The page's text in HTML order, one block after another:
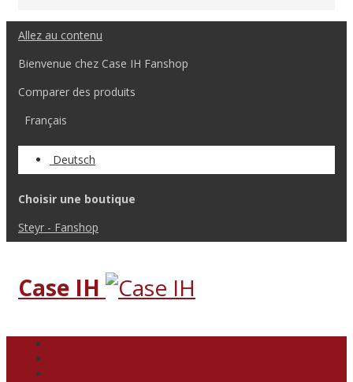
Allez au contenu
Bienvenue chez Case IH Fanshop
Comparer des produits
Français
Deutsch
Choisir une boutique
Steyr - Fanshop
Case IH